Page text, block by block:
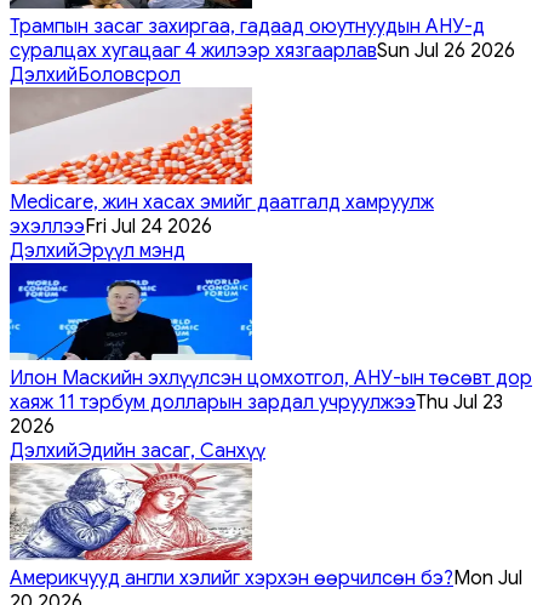
Трампын засаг захиргаа, гадаад оюутнуудын АНУ-д
суралцах хугацааг 4 жилээр хязгаарлавSun Jul 26 2026
ДэлхийБоловсрол
Medicare, жин хасах эмийг даатгалд хамруулж
эхэллээFri Jul 24 2026
ДэлхийЭрүүл мэнд
Илон Маскийн эхлүүлсэн цомхотгол, АНУ-ын төсөвт дор
хаяж 11 тэрбум долларын зардал учруулжээThu Jul 23
2026
ДэлхийЭдийн засаг, Санхүү
Америкчууд англи хэлийг хэрхэн өөрчилсөн бэ?Mon Jul